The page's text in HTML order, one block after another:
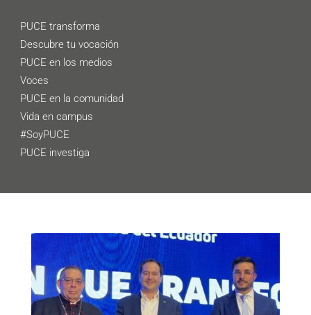
PUCE transforma
Descubre tu vocación
PUCE en los medios
Voces
PUCE en la comunidad
Vida en campus
#SoyPUCE
PUCE investiga